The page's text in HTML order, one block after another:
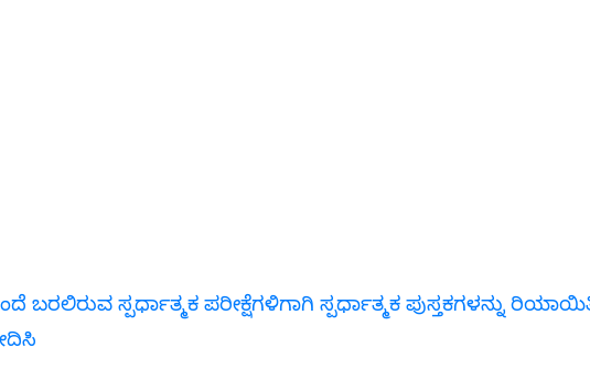
ಬರಲಿರುವ ಸ್ಪರ್ಧಾತ್ಮಕ ಪರೀಕ್ಷೆಗಳಿಗಾಗಿ ಸ್ಪರ್ಧಾತ್ಮಕ ಪುಸ್ತಕಗಳನ್ನು